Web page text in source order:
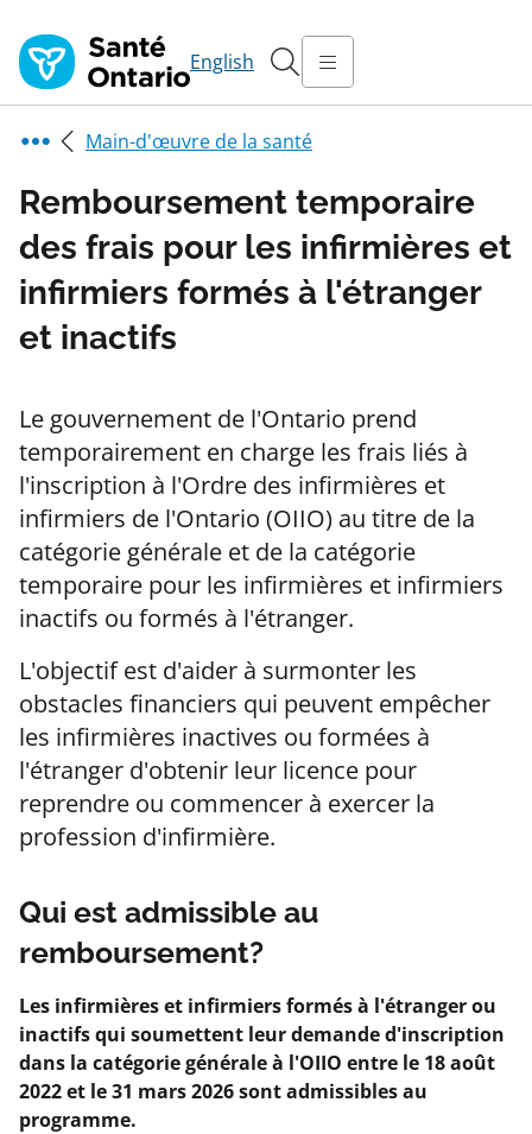
English
Main-d'œuvre de la santé
Remboursement temporaire
des frais pour les infirmières et
infirmiers formés à l'étranger
et inactifs
Le gouvernement de l'Ontario prend
temporairement en charge les frais liés à
l'inscription à l'Ordre des infirmières et
infirmiers de l'Ontario (OIIO) au titre de la
catégorie générale et de la catégorie
temporaire pour les infirmières et infirmiers
inactifs ou formés à l'étranger.
L'objectif est d'aider à surmonter les
obstacles financiers qui peuvent empêcher
les infirmières inactives ou formées à
l'étranger d'obtenir leur licence pour
reprendre ou commencer à exercer la
profession d'infirmière.
Qui est admissible au
remboursement?
Les infirmières et infirmiers formés à l'étranger ou
inactifs qui soumettent leur demande d'inscription
dans la catégorie générale à l'OIIO entre le 18 août
2022 et le 31 mars 2026 sont admissibles au
programme.